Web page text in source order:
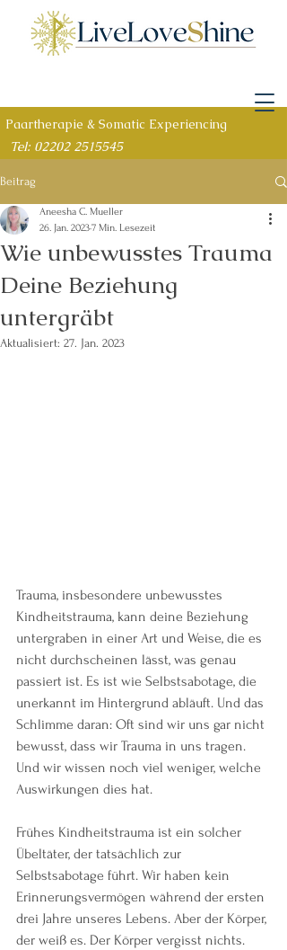
Paartherapie & Somatic Experiencing
Tel: 02202 2515545
Beitrag
Wie unbewusstes Trauma
Deine Beziehung
untergräbt
Aneesha C. Mueller
26. Jan. 20237 Min. Lesezeit
Aktualisiert: 27. Jan. 2023
Trauma, insbesondere unbewusstes
Kindheitstrauma, kann deine Beziehung
untergraben in einer Art und Weise, die es
nicht durchscheinen lässt, was genau
passiert ist. Es ist wie Selbstsabotage, die
unerkannt im Hintergrund abläuft. Und das
Schlimme daran: Oft sind wir uns gar nicht
bewusst, dass wir Trauma in uns tragen.
Und wir wissen noch viel weniger, welche
Auswirkungen dies hat.
Frühes Kindheitstrauma ist ein solcher
Übeltäter, der tatsächlich zur
Selbstsabotage führt. Wir haben kein
Erinnerungsvermögen während der ersten
drei Jahre unseres Lebens. Aber der Körper,
der weiß es. Der Körper vergisst nichts.